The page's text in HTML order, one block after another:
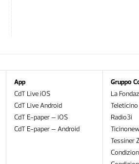
App
CdT Live iOS
CdT Live Android
CdT E-paper – iOS
CdT E-paper – Android
Gruppo
La
Teleticino
Radio3i
Tessiner